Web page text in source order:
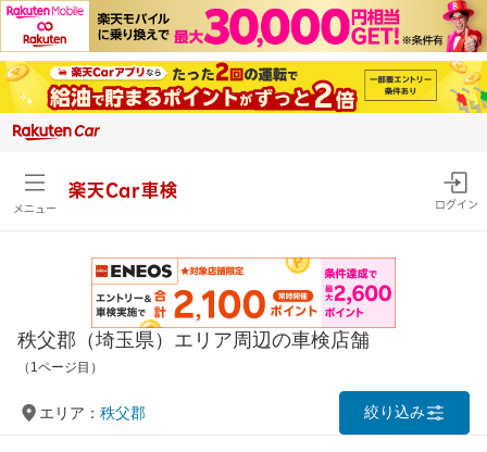
メニュー
楽天Car車検
ログイン
秩父郡（埼玉県）エリア周辺の車検店舗
（1ページ目）
エリア： 秩父郡 絞り込み